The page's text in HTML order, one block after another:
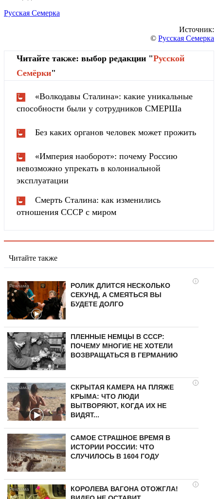
Русская Семерка
Источник:
© Русская Семерка
Читайте также: выбор редакции "Русской
Cемёрки"
«Волкодавы Сталина»: какие уникальные
способности были у сотрудников СМЕРШа
Без каких органов человек может прожить
«Империя наоборот»: почему Россию
невозможно упрекать в колониальной
эксплуатации
Смерть Сталина: как изменились
отношения СССР с миром
Читайте также
i
РОЛИК ДЛИТСЯ НЕСКОЛЬКО
СЕКУНД, А СМЕЯТЬСЯ ВЫ
БУДЕТЕ ДОЛГО
ПЛЕННЫЕ НЕМЦЫ В СССР:
ПОЧЕМУ МНОГИЕ НЕ ХОТЕЛИ
ВОЗВРАЩАТЬСЯ В ГЕРМАНИЮ
i
СКРЫТАЯ КАМЕРА НА ПЛЯЖЕ
КРЫМА: ЧТО ЛЮДИ
ВЫТВОРЯЮТ, КОГДА ИХ НЕ
ВИДЯТ...
САМОЕ СТРАШНОЕ ВРЕМЯ В
ИСТОРИИ РОССИИ: ЧТО
СЛУЧИЛОСЬ В 1604 ГОДУ
i
КОРОЛЕВА ВАГОНА ОТОЖГЛА!